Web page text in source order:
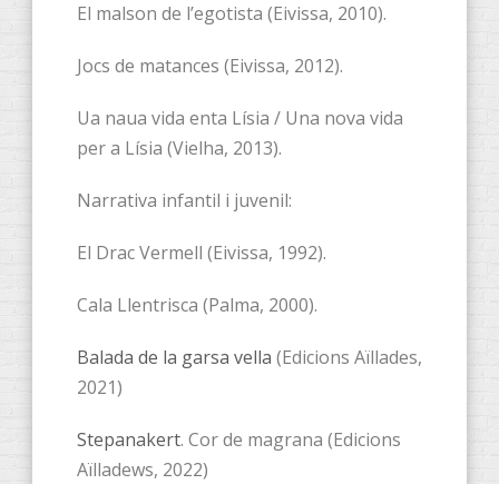
El malson de l’egotista (Eivissa, 2010).
Jocs de matances (Eivissa, 2012).
Ua naua vida enta Lísia / Una nova vida
per a Lísia (Vielha, 2013).
Narrativa infantil i juvenil:
El Drac Vermell (Eivissa, 1992).
Cala Llentrisca (Palma, 2000).
Balada de la garsa vella (Edicions Aïllades,
2021)
Stepanakert. Cor de magrana (Edicions
Aïlladews, 2022)